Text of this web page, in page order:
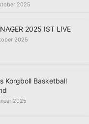
2025
2025 IST LIVE
2025
Korgboll Basketball
2025